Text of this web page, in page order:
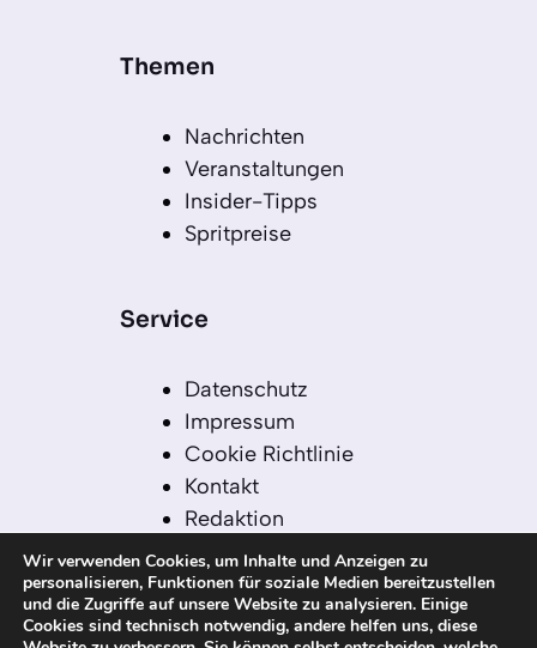
Themen
Nachrichten
Veranstaltungen
Insider-Tipps
Spritpreise
Service
Datenschutz
Impressum
Cookie Richtlinie
Kontakt
Redaktion
Redaktionelle Leitlinien
Sitemap
Einsatz von KI in der
Wir verwenden Cookies, um Inhalte und Anzeigen zu
personalisieren, Funktionen für soziale Medien bereitzustellen
und die Zugriffe auf unsere Website zu analysieren. Einige
Cookies sind technisch notwendig, andere helfen uns, diese